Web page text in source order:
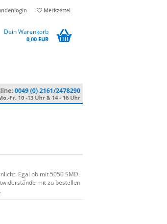
Merkzettel
Dein Warenkorb
0,00 EUR
Egal ob mit 5050 SMD
mit zu bestellen